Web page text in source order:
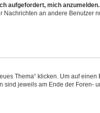
aufgefordert, mich anzumelden.
an andere
Thema“ klicken. Um auf
jeweils am Ende der Foren-